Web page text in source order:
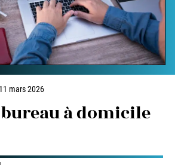
11 mars 2026
bureau à domicile